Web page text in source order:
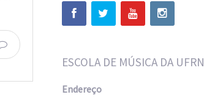
ESCOLA DE MÚSICA DA UFRN
Endereço